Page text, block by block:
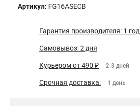
Артикул: FG16ASECB
Гарантия производителя: 1 год
Самовывоз: 2 дня
Курьером от 490 ₽ 2-3 дней
Срочная доставка: 1 день